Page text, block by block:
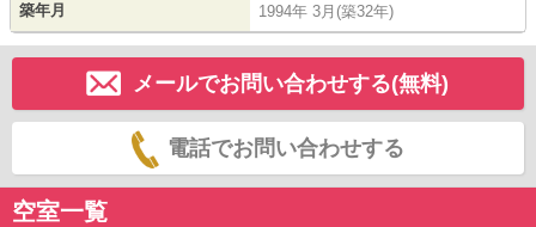
築年月 1994年 3月(築32年)
メールでお問い合わせする(無料)
電話でお問い合わせする
空室一覧